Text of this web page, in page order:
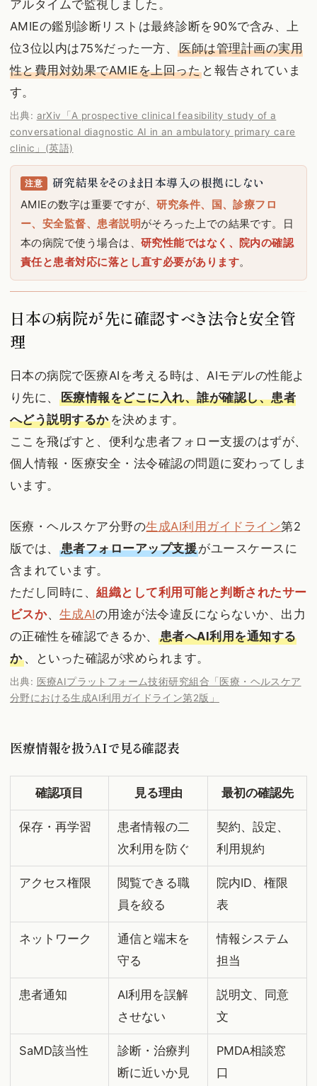
アルタイムで監視しました。
AMIEの鑑別診断リストは最終診断を90%で含み、上
位3位以内は75%だった一方、医師は管理計画の実用
性と費用対効果でAMIEを上回った と報告されていま
す。
出典: arXiv「A prospective clinical feasibility study of a
conversational diagnostic AI in an ambulatory primary care
clinic」(英語)
注意 研究結果をそのまま日本導入の根拠にしない
AMIEの数字は重要ですが、研究条件、国、診療フロ
ー、安全監督、患者説明がそろった上での結果です。日
本の病院で使う場合は、 研究性能ではなく、院内の確認
責任と患者対応に落とし直す必要があります。
日本の病院が先に確認すべき法令と安全管
理
日本の病院で医療AIを考える時は、AIモデルの性能よ
り先に、 医療情報をどこに入れ、誰が確認し、患者
へどう説明するかを決めます。
ここを飛ばすと、便利な患者フォロー支援のはずが、
個人情報・医療安全・法令確認の問題に変わってしま
います。
医療・ヘルスケア分野の生成AI利用ガイドライン第2
版では、 患者フォローアップ支援がユースケースに
含まれています。
ただし同時に、組織として利用可能と判断されたサー
ビスか、 生成AIの用途が法令違反にならないか、出力
の正確性を確認できるか、 患者へAI利用を通知する
か、といった確認が求められます。
出典: 医療AIプラットフォーム技術研究組合「医療・ヘルスケア
分野における生成AI利用ガイドライン第2版」
医療情報を扱うAIで見る確認表
確認項目 見る理由 最初の確認先
保存・再学習
患者情報の二
次利用を防ぐ
契約、設定、
利用規約
アクセス権限
閲覧できる職
員を絞る
院内ID、権限
表
ネットワーク
通信と端末を
守る
情報システム
担当
患者通知
AI利用を誤解
させない
説明文、同意
文
SaMD該当性
診断・治療判
断に近いか見
PMDA相談窓
口